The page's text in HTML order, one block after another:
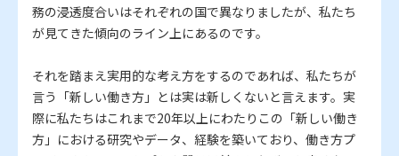
務の浸透度合いはそれぞれの国で異なりましたが、私たち
が見てきた傾向のライン上にあるのです。
それを踏まえ実用的な考え方をするのであれば、私たちが
言う「新しい働き方」とは実は新しくないと言えます。実
際に私たちはこれまで20年以上にわたりこの「新しい働き
方」における研究やデータ、経験を築いており、働き方プ